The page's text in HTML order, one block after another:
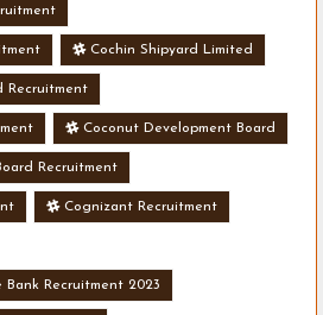
Cochin Shipyard Limited
Recruitment
Coconut Development Board
Recruitment
Cognizant Recruitment
Recruitment 2023